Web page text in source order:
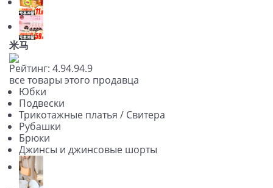
米马
Рейтинг: 4.94.94.9
все товары этого продавца
Юбки
Подвески
Трикотажные платья / Свитера
Рубашки
Брюки
Джинсы и джинсовые шорты